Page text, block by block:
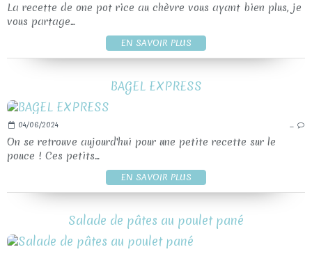
La recette de one pot rice au chèvre vous ayant bien plus, je
vous partage...
EN SAVOIR PLUS
BAGEL EXPRESS
04/06/2024 …
On se retrouve aujourd'hui pour une petite recette sur le
pouce ! Ces petits...
EN SAVOIR PLUS
Salade de pâtes au poulet pané